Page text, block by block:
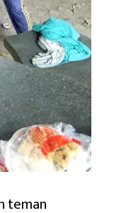
teman